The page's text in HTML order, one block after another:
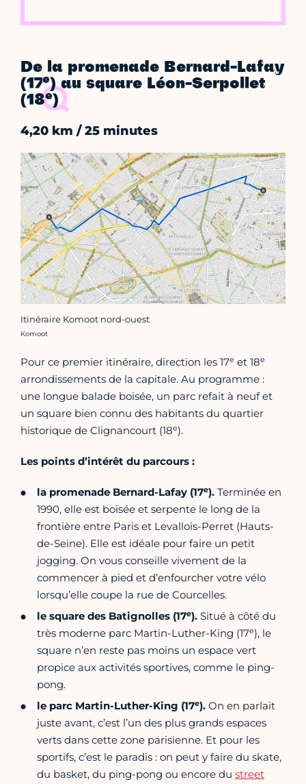
De la promenade Bernard-Lafay
(17e) au square Léon-Serpollet
(18e)
4,20 km / 25 minutes
Itinéraire Komoot nord-ouest
Crédit photo :
Komoot
Pour ce premier itinéraire, direction les 17e et 18e
arrondissements de la capitale. Au programme :
une longue balade boisée, un parc refait à neuf et
un square bien connu des habitants du quartier
historique de Clignancourt (18e).
Les points d’intérêt du parcours :
la promenade Bernard-Lafay (17e). Terminée en
1990, elle est boisée et serpente le long de la
frontière entre Paris et Levallois-Perret (Hauts-
de-Seine). Elle est idéale pour faire un petit
jogging. On vous conseille vivement de la
commencer à pied et d’enfourcher votre vélo
lorsqu’elle coupe la rue de Courcelles.
le square des Batignolles (17e). Situé à côté du
très moderne parc Martin-Luther-King (17e), le
square n’en reste pas moins un espace vert
propice aux activités sportives, comme le ping-
pong.
le parc Martin-Luther-King (17e). On en parlait
juste avant, c’est l’un des plus grands espaces
verts dans cette zone parisienne. Et pour les
sportifs, c’est le paradis : on peut y faire du skate,
du basket, du ping-pong ou encore du street